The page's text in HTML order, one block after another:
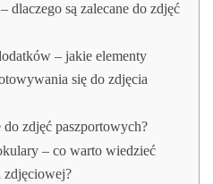
dlaczego są zalecane do zdjęć
– jakie elementy
się do zdjęcia
zdjęć paszportowych?
– co warto wiedzieć
zdjęciowej?